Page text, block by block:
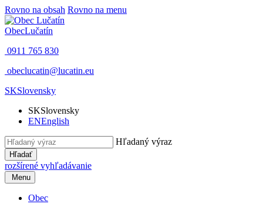
Rovno na obsah Rovno na menu
ObecLučatín
0911 765 830
obeclucatin@lucatin.eu
SKSlovensky
SKSlovensky
ENEnglish
Hľadaný výraz
Hľadať
rozšírené vyhľadávanie
Menu
Obec